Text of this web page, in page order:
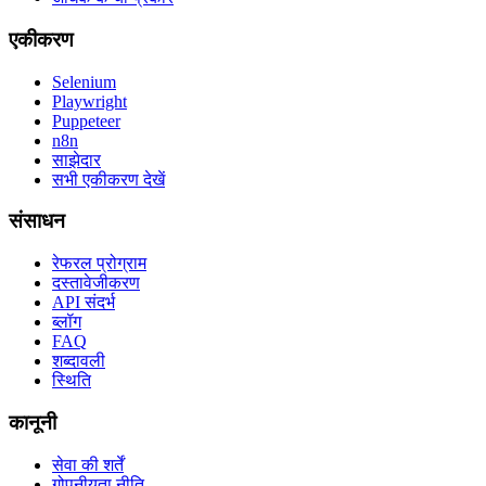
एकीकरण
Selenium
Playwright
Puppeteer
n8n
साझेदार
सभी एकीकरण देखें
संसाधन
रेफरल प्रोग्राम
दस्तावेजीकरण
API संदर्भ
ब्लॉग
FAQ
शब्दावली
स्थिति
कानूनी
सेवा की शर्तें